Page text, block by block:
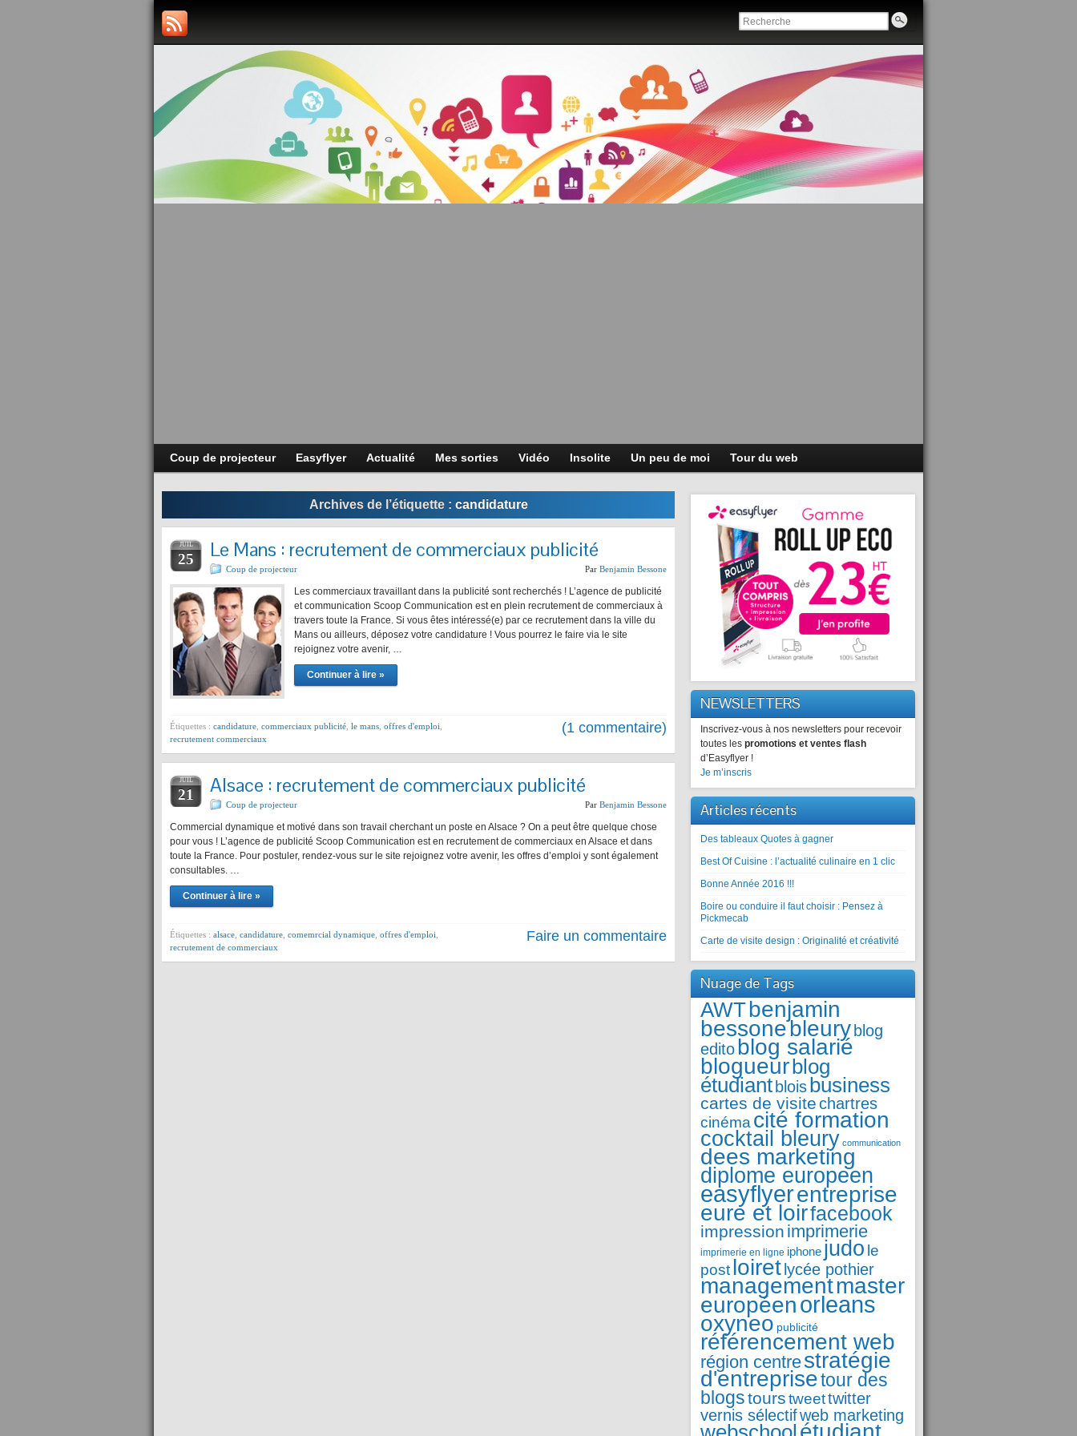
Coup de projecteur Easyflyer Actualité Mes sorties Vidéo Insolite Un peu de moi Tour du web
Archives de l’étiquette : candidature
JUIL
25 Le Mans : recrutement de commerciaux publicité
Coup de projecteur Par Benjamin Bessone
Les commerciaux travaillant dans la publicité sont recherchés ! L’agence de publicité
et communication Scoop Communication est en plein recrutement de commerciaux à
travers toute la France. Si vous êtes intéressé(e) par ce recrutement dans la ville du
Mans ou ailleurs, déposez votre candidature ! Vous pourrez le faire via le site
rejoignez votre avenir, …
Continuer à lire »
Étiquettes : candidature commerciaux publicité le mans offres d'emploi
recrutement commerciaux
(1 commentaire)
JUIL
21 Alsace : recrutement de commerciaux publicité
Coup de projecteur Par Benjamin Bessone
Commercial dynamique et motivé dans son travail cherchant un poste en Alsace ? On a peut être quelque chose
pour vous ! L’agence de publicité Scoop Communication est en recrutement de commerciaux en Alsace et dans
toute la France. Pour postuler, rendez-vous sur le site rejoignez votre avenir, les offres d’emploi y sont également
consultables. …
Continuer à lire »
Étiquettes : alsace candidature comemrcial dynamique offres d'emploi
recrutement de commerciaux
Faire un commentaire
NEWSLETTERS
Inscrivez-vous à nos newsletters pour recevoir
toutes les promotions et ventes flash
d’Easyflyer !
Je m’inscris
Articles récents
Des tableaux Quotes à gagner
Best Of Cuisine : l’actualité culinaire en 1 clic
Bonne Année 2016 !!!
Boire ou conduire il faut choisir : Pensez à
Pickmecab
Carte de visite design : Originalité et créativité
Nuage de Tags
AWTbenjamin
bessonebleury blog
editoblog salarié
blogueur blog
étudiant bloisbusiness
cartes de visitechartres
cinémacité formation
cocktail bleury communication
dees marketing
diplome europeen
easyflyerentreprise
eure et loirfacebook
impression imprimerie
imprimerie en ligne iphone judo le
postloiret lycée pothier
managementmaster
européenorleans
oxyneo publicité
référencement web
région centrestratégie
d'entreprisetour des
blogstourstweettwitter
vernis sélectifweb marketing